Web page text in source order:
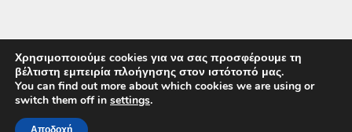
Copyright 2015 ACE Power Electronics - All Right Reserved
Χρησιμοποιούμε cookies για να σας προσφέρουμε τη
βέλτιστη εμπειρία πλοήγησης στον ιστότοπό μας.
You can find out more about which cookies we are using or
switch them off in settings.